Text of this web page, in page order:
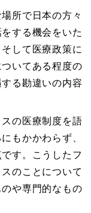
所で日本の方々
する機会をいた
して医療政策に
いてある程度の
る勘違いの内容
の医療制度を語
もかかわらず、
す。こうしたフ
のことについて
や専門的なもの